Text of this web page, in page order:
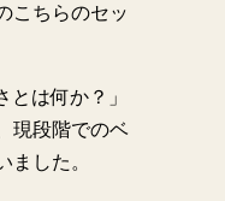
こちらのセッ
は何か？」
現段階でのベ
ました。